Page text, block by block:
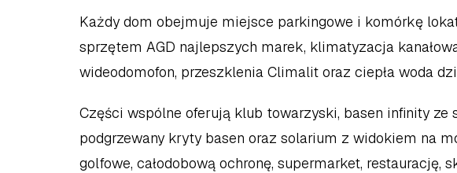
Każdy dom obejmuje miejsce parkingowe i komórkę
sprzętem AGD najlepszych marek, klimatyzacja
wideodomofon, przeszklenia Climalit oraz ciepła woda
Części wspólne oferują klub towarzyski, basen infinity ze
podgrzewany kryty basen oraz solarium z widokiem na
golfowe, całodobową ochronę, supermarket, restaurację,